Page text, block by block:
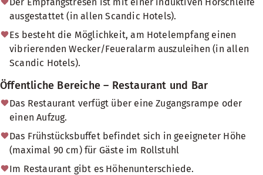
ausgestattet (in allen Scandic Hotels).
Es besteht die Möglichkeit, am Hotelempfang einen
vibrierenden Wecker/Feueralarm auszuleihen (in allen
Scandic Hotels).
Öffentliche Bereiche – Restaurant und Bar
Das Restaurant verfügt über eine Zugangsrampe oder
einen Aufzug.
Das Frühstücksbuffet befindet sich in geeigneter Höhe
(maximal 90 cm) für Gäste im Rollstuhl
Im Restaurant gibt es Höhenunterschiede.